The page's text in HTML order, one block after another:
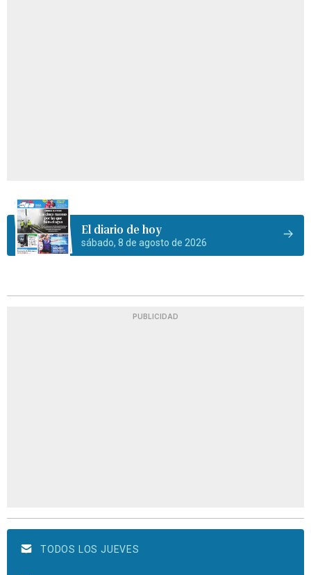
El diario de hoy
sábado, 8 de agosto de 2026
PUBLICIDAD
TODOS LOS JUEVES